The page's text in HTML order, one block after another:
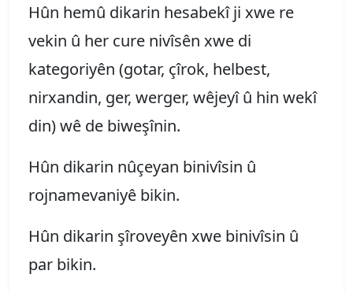
Hûn hemû dikarin hesabekî ji xwe re
vekin û her cure nivîsên xwe di
kategoriyên (gotar, çîrok, helbest,
nirxandin, ger, werger, wêjeyî û hin wekî
din) wê de biweşînin.
Hûn dikarin nûçeyan binivîsin û
rojnamevaniyê bikin.
Hûn dikarin şîroveyên xwe binivîsin û
par bikin.